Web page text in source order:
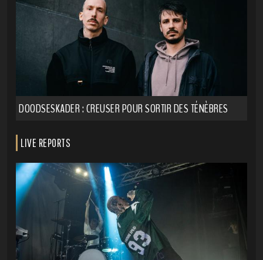
DOODSESKADER : CREUSER POUR SORTIR DES TÉNÈBRES
LIVE REPORTS